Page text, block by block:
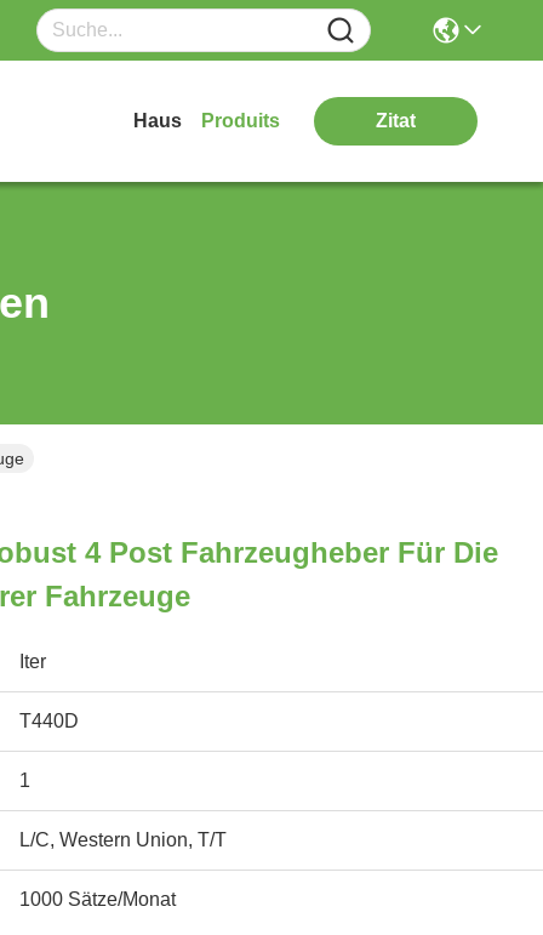
Haus Produits Zitat
4 Post Fahrzeugheber Für Die
Fahrzeuge
Iter
T440D
1
L/C, Western Union, T/T
1000 Sätze/Monat